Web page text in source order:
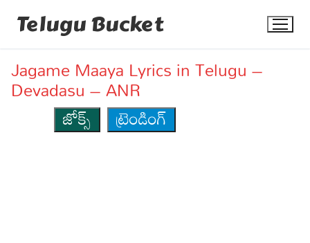
Telugu Bucket
Jagame Maaya Lyrics in Telugu –
Devadasu – ANR
జోక్స్
ట్రెండింగ్